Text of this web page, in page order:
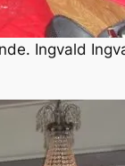
Ingvald